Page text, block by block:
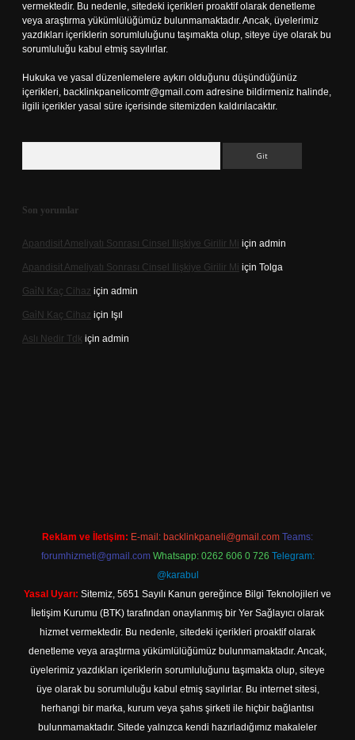
vermektedir. Bu nedenle, sitedeki içerikleri proaktif olarak denetleme
veya araştırma yükümlülüğümüz bulunmamaktadır. Ancak, üyelerimiz
yazdıkları içeriklerin sorumluluğunu taşımakta olup, siteye üye olarak bu
sorumluluğu kabul etmiş sayılırlar.
Hukuka ve yasal düzenlemelere aykırı olduğunu düşündüğünüz
içerikleri, backlinkpanelicomtr@gmail.com adresine bildirmeniz halinde,
ilgili içerikler yasal süre içerisinde sitemizden kaldırılacaktır.
Son yorumlar
Apandisit Ameliyatı Sonrası Cinsel Ilişkiye Girilir Mi için admin
Apandisit Ameliyatı Sonrası Cinsel Ilişkiye Girilir Mi için Tolga
Gai̇N Kaç Cihaz için admin
Gai̇N Kaç Cihaz için Işıl
Aslı Nedir Tdk için admin
Reklam ve İletişim: E-mail: backlinkpaneli@gmail.com Teams:
forumhizmeti@gmail.com Whatsapp: 0262 606 0 726 Telegram:
@karabul
Yasal Uyarı: Sitemiz, 5651 Sayılı Kanun gereğince Bilgi Teknolojileri ve
İletişim Kurumu (BTK) tarafından onaylanmış bir Yer Sağlayıcı olarak
hizmet vermektedir. Bu nedenle, sitedeki içerikleri proaktif olarak
denetleme veya araştırma yükümlülüğümüz bulunmamaktadır. Ancak,
üyelerimiz yazdıkları içeriklerin sorumluluğunu taşımakta olup, siteye
üye olarak bu sorumluluğu kabul etmiş sayılırlar. Bu internet sitesi,
herhangi bir marka, kurum veya şahıs şirketi ile hiçbir bağlantısı
bulunmamaktadır. Sitede yalnızca kendi hazırladığımız makaleler